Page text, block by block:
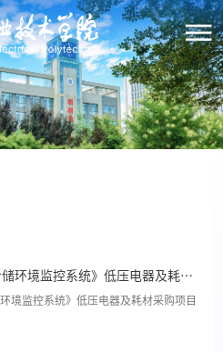
储环境监控系统》低压电器及耗材
知书
境监控系统》低压电器及耗材采购项目